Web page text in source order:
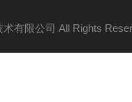
术有限公司 All Rights